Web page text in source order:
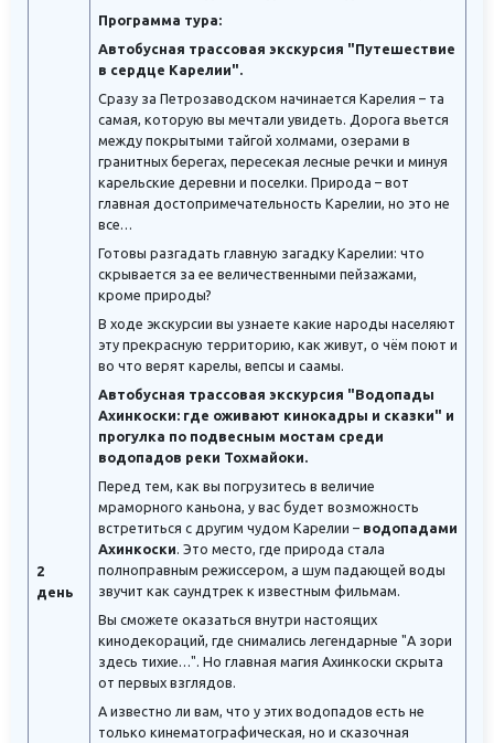
2
день
Программа тура:
Автобусная трассовая экскурсия "Путешествие
в сердце Карелии".
Сразу за Петрозаводском начинается Карелия – та
самая, которую вы мечтали увидеть. Дорога вьется
между покрытыми тайгой холмами, озерами в
гранитных берегах, пересекая лесные речки и минуя
карельские деревни и поселки. Природа – вот
главная достопримечательность Карелии, но это не
все…
Готовы разгадать главную загадку Карелии: что
скрывается за ее величественными пейзажами,
кроме природы?
В ходе экскурсии вы узнаете какие народы населяют
эту прекрасную территорию, как живут, о чём поют и
во что верят карелы, вепсы и саамы.
Автобусная трассовая экскурсия "Водопады
Ахинкоски: где оживают кинокадры и сказки" и
прогулка по подвесным мостам среди
водопадов реки Тохмайоки.
Перед тем, как вы погрузитесь в величие
мраморного каньона, у вас будет возможность
встретиться с другим чудом Карелии – водопадами
Ахинкоски . Это место, где природа стала
полноправным режиссером, а шум падающей воды
звучит как саундтрек к известным фильмам.
Вы сможете оказаться внутри настоящих
кинодекораций, где снимались легендарные "А зори
здесь тихие…". Но главная магия Ахинкоски скрыта
от первых взглядов.
А известно ли вам, что у этих водопадов есть не
только кинематографическая, но и сказочная